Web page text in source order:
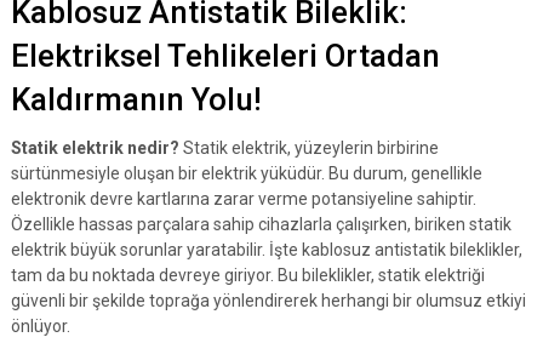
Kablosuz Antistatik Bileklik:
Elektriksel Tehlikeleri Ortadan
Kaldırmanın Yolu!
Statik elektrik nedir? Statik elektrik, yüzeylerin birbirine
sürtünmesiyle oluşan bir elektrik yüküdür. Bu durum, genellikle
elektronik devre kartlarına zarar verme potansiyeline sahiptir.
Özellikle hassas parçalara sahip cihazlarla çalışırken, biriken statik
elektrik büyük sorunlar yaratabilir. İşte kablosuz antistatik bileklikler,
tam da bu noktada devreye giriyor. Bu bileklikler, statik elektriği
güvenli bir şekilde toprağa yönlendirerek herhangi bir olumsuz etkiyi
önlüyor.